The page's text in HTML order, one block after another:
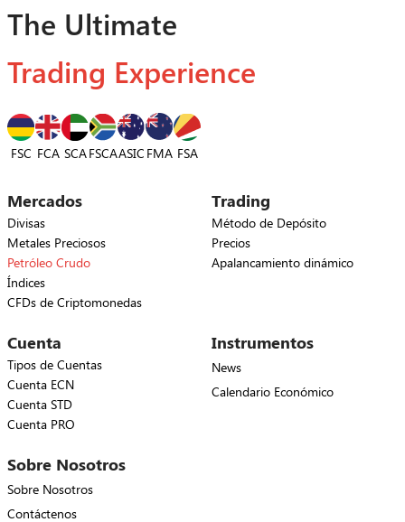
The Ultimate
Trading Experience
FSC FCA SCAFSCAASIC FMA FSA
Mercados
Divisas
Metales Preciosos
Petróleo Crudo
Índices
CFDs de Criptomonedas
Trading
Método de Depósito
Precios
Apalancamiento dinámico
Cuenta
Tipos de Cuentas
Cuenta ECN
Cuenta STD
Cuenta PRO
Instrumentos
News
Calendario Económico
Sobre Nosotros
Sobre Nosotros
Contáctenos